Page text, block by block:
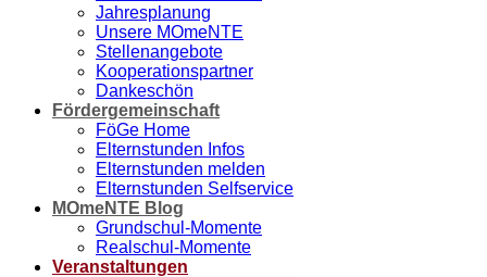
Jahresplanung
Unsere MOmeNTE
Stellenangebote
Kooperationspartner
Dankeschön
Fördergemeinschaft
FöGe Home
Elternstunden Infos
Elternstunden melden
Elternstunden Selfservice
MOmeNTE Blog
Grundschul-Momente
Realschul-Momente
Veranstaltungen